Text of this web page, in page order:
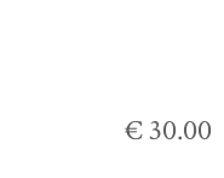
€ 30.00